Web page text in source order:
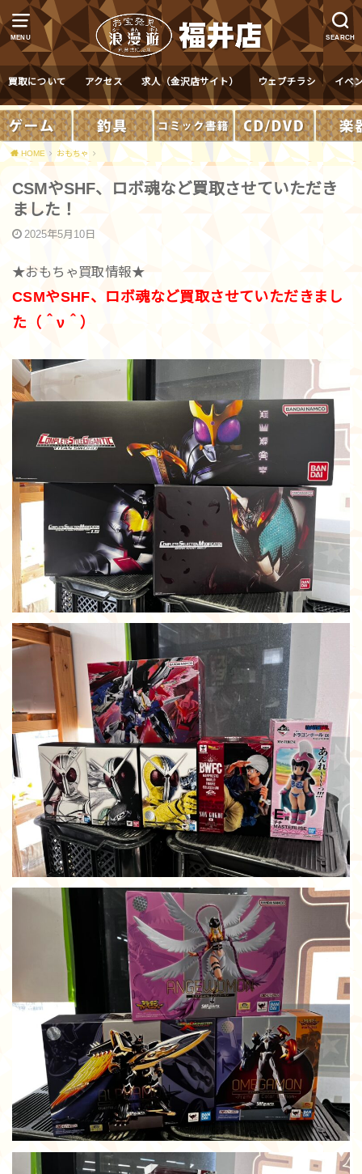
MENU SEARCH
買取について アクセス 求人（金沢店サイト） ウェブチラシ イベ
HOME おもちゃ
CSMやSHF、ロボ魂など買取させていただき
ました！
2025年5月10日
★おもちゃ買取情報★
CSMやSHF、ロボ魂など買取させていただきまし
た（＾ν＾）